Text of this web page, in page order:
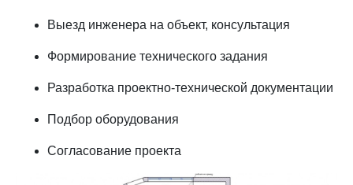
Выезд инженера на объект, консультация
Формирование технического задания
Разработка проектно-технической документации
Подбор оборудования
Согласование проекта